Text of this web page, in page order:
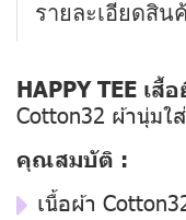
รายละเอียดสิน
HAPPY TEE เ
Cotton32 ผ้านุ่มใ
คุณสมบัติ :
เนื้อผ้า